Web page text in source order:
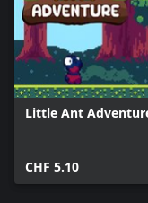
Little Ant
CHF 5.10